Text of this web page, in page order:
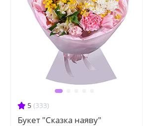
5 (333)
Букет "Сказка наяву"